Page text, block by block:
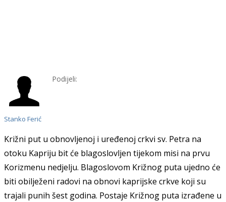
Stanko Ferić
Podijeli:
Križni put u obnovljenoj i uređenoj crkvi sv. Petra na
otoku Kapriju bit će blagoslovljen tijekom misi na prvu
Korizmenu nedjelju. Blagoslovom Križnog puta ujedno će
biti obilježeni radovi na obnovi kaprijske crkve koji su
trajali punih šest godina. Postaje Križnog puta izrađene u